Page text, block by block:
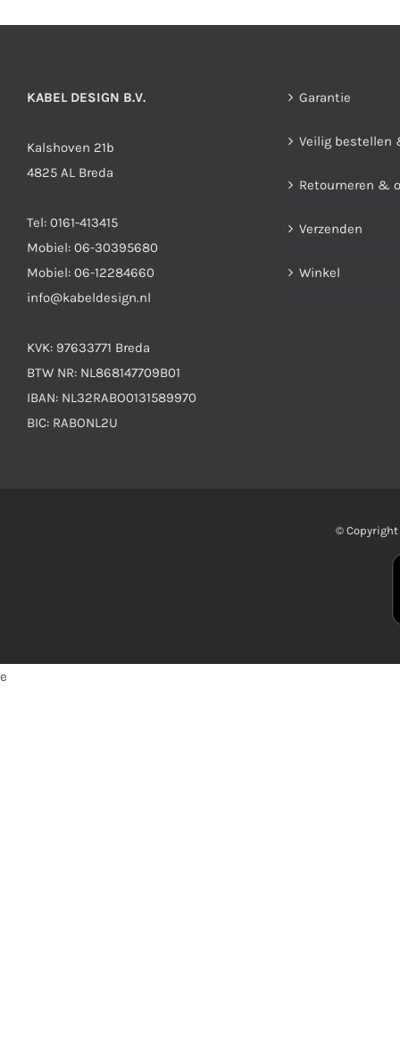
kan
op
KABEL DESIGN B.V.
Kalshoven 21b
4825 AL Breda
Tel: 0161-413415
Mobiel: 06-30395680
Mobiel: 06-12284660
info@kabeldesign.nl
KVK: 97633771 Breda
BTW NR: NL868147709B01
IBAN: NL32RABO0131589970
BIC: RABONL2U
Garantie
Veilig bestellen
Retourneren &
Verzenden
Winkel
© Copyright
e